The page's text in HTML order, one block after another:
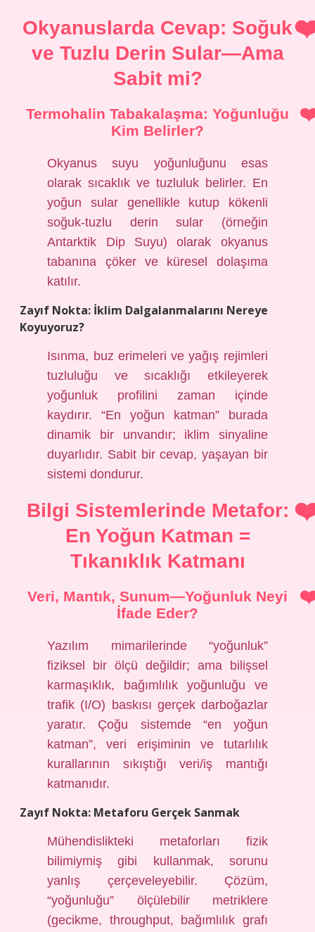
Okyanuslarda Cevap: Soğuk
ve Tuzlu Derin Sular—Ama
Sabit mi?
Termohalin Tabakalaşma: Yoğunluğu
Kim Belirler?
Okyanus suyu yoğunluğunu esas
olarak sıcaklık ve tuzluluk belirler. En
yoğun sular genellikle kutup kökenli
soğuk-tuzlu derin sular (örneğin
Antarktik Dip Suyu) olarak okyanus
tabanına çöker ve küresel dolaşıma
katılır.
Zayıf Nokta: İklim Dalgalanmalarını Nereye
Koyuyoruz?
Isınma, buz erimeleri ve yağış rejimleri
tuzluluğu ve sıcaklığı etkileyerek
yoğunluk profilini zaman içinde
kaydırır. “En yoğun katman” burada
dinamik bir unvandır; iklim sinyaline
duyarlıdır. Sabit bir cevap, yaşayan bir
sistemi dondurur.
Bilgi Sistemlerinde Metafor:
En Yoğun Katman =
Tıkanıklık Katmanı
Veri, Mantık, Sunum—Yoğunluk Neyi
İfade Eder?
Yazılım mimarilerinde “yoğunluk”
fiziksel bir ölçü değildir; ama bilişsel
karmaşıklık, bağımlılık yoğunluğu ve
trafik (I/O) baskısı gerçek darboğazlar
yaratır. Çoğu sistemde “en yoğun
katman”, veri erişiminin ve tutarlılık
kurallarının sıkıştığı veri/iş mantığı
katmanıdır.
Zayıf Nokta: Metaforu Gerçek Sanmak
Mühendislikteki metaforları fizik
bilimiymiş gibi kullanmak, sorunu
yanlış çerçeveleyebilir. Çözüm,
“yoğunluğu” ölçülebilir metriklere
(gecikme, throughput, bağımlılık grafı